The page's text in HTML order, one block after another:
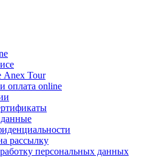
Anex Tour
оплата online
рассылку
персональных данных